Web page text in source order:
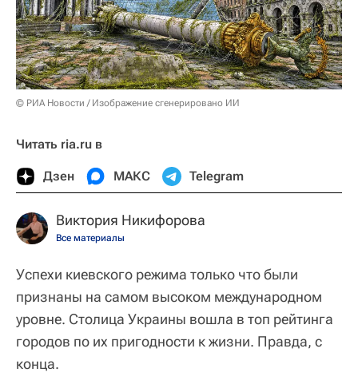
© РИА Новости / Изображение сгенерировано ИИ
Читать ria.ru в
Дзен МАКС Telegram
Виктория Никифорова
Все материалы
Успехи киевского режима только что были
признаны на самом высоком международном
уровне. Столица Украины вошла в топ рейтинга
городов по их пригодности к жизни. Правда, с
конца.